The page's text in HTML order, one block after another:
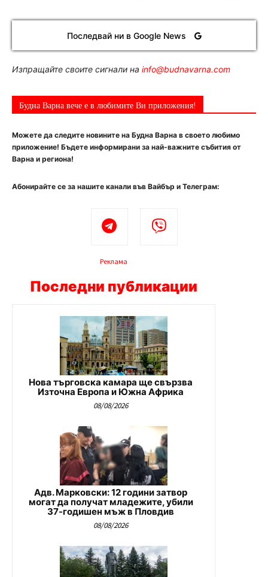
Последвай ни в Google News
Изпращайте своите сигнали на info@budnavarna.com
Будна Варна вече е в любимите Ви приложения!
Можете да следите новините на Будна Варна в своето любимо
приложение! Бъдете информирани за най-важните събития от
Варна и региона!
Абонирайте се за нашите канали във Вайбър и Телеграм:
Реклама
Последни публикации
Нова търговска камара ще свързва
Източна Европа и Южна Африка
08/08/2026
Адв. Марковски: 12 години затвор
могат да получат младежите, убили
37-годишен мъж в Пловдив
08/08/2026